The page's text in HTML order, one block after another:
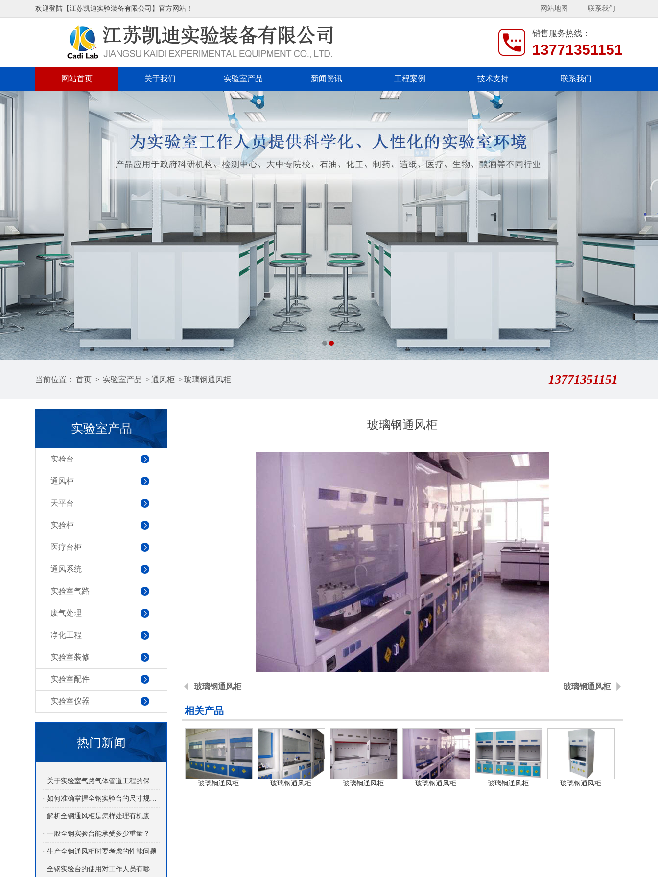
欢迎登陆【江苏凯迪实验装备有限公司】官方网站！ 网站地图 联系我们
销售服务热线：
13771351151
网站首页 关于我们 实验室产品 新闻资讯 工程案例 技术支持 联系我们
当前位置： 首页 > 实验室产品 > 通风柜 > 玻璃钢通风柜 13771351151
实验室产品
实验台
通风柜
天平台
实验柜
医疗台柜
通风系统
实验室气路
废气处理
净化工程
实验室装修
实验室配件
实验室仪器
热门新闻
· 关于实验室气路气体管道工程的保养介绍
· 如何准确掌握全钢实验台的尺寸规格？
· 解析全钢通风柜是怎样处理有机废气的？
· 一般全钢实验台能承受多少重量？
· 生产全钢通风柜时要考虑的性能问题
· 全钢实验台的使用对工作人员有哪些益处呢？
玻璃钢通风柜
玻璃钢通风柜 玻璃钢通风柜
相关产品
玻璃钢通风柜 玻璃钢通风柜 玻璃钢通风柜 玻璃钢通风柜 玻璃钢通风柜 玻璃钢通风柜